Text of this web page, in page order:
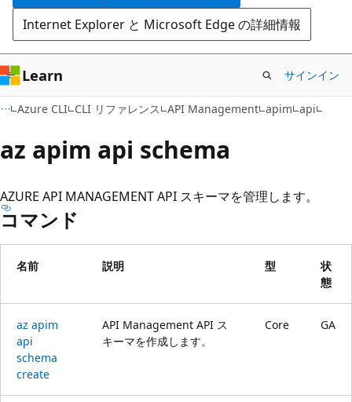
に
ス
キ
ッ
プ
シ
ョ
ン
に
ス
キ
プ
Internet Explorer と Microsoft Edge の詳細情報
Learn サインイン
Azure CLI CLI リファレンス API Management apim api
az apim api schema
AZURE API MANAGEMENT API スキーマを管理します。
コマンド
名前 説明 型
状
態
az apim
api
schema
create
API Management API ス
キーマを作成します。
Core GA